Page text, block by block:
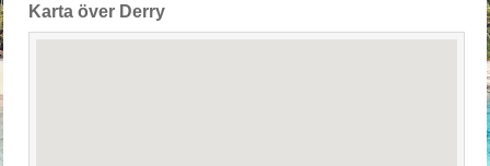
Karta över Derry